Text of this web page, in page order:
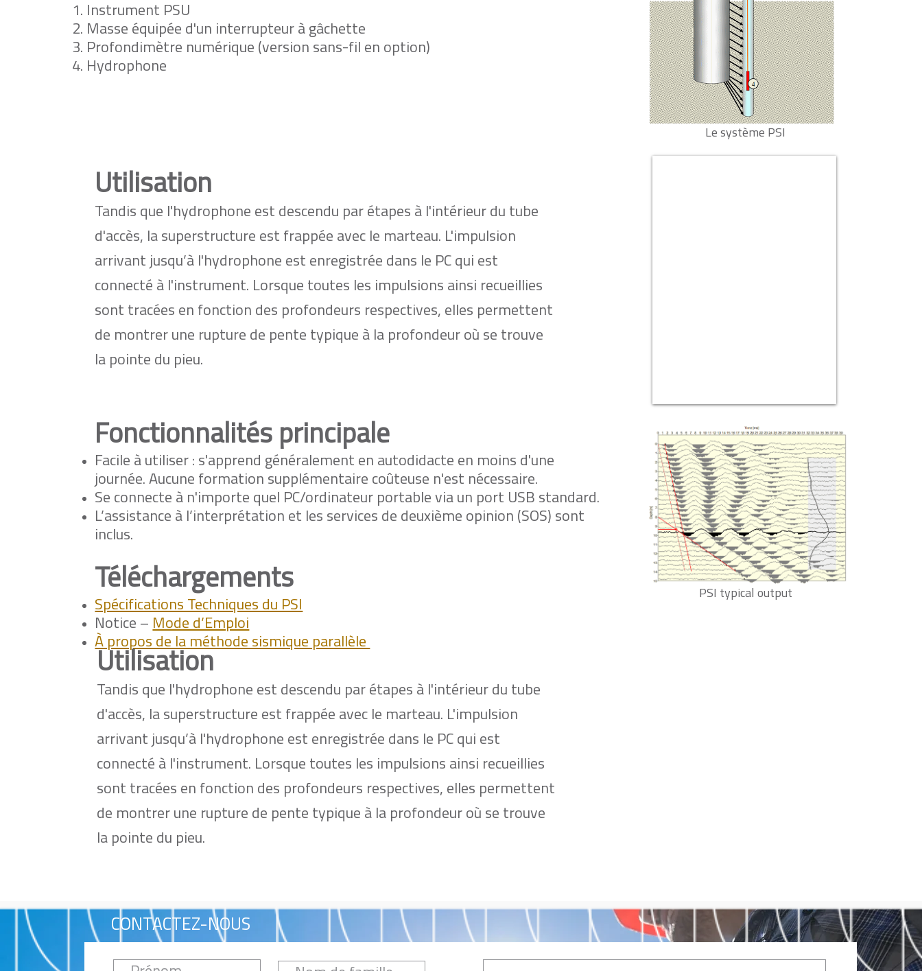
Instrument PSU
Masse équipée d'un interrupteur à gâchette
Profondimètre numérique (version sans-fil en option)
Hydrophone
Utilisation
Tandis que l'hydrophone est descendu par étapes à l'intérieur du tube
d'accès, la superstructure est frappée avec le marteau. L'impulsion
arrivant jusqu’à l'hydrophone est enregistrée dans le PC qui est
connecté à l'instrument. Lorsque toutes les impulsions ainsi recueillies
sont tracées en fonction des profondeurs respectives, elles permettent
de montrer une rupture de pente typique à la profondeur où se trouve
la pointe du pieu.
Le système PSI
Fonctionnalités principale
Facile à utiliser : s'apprend généralement en autodidacte en moins d'une
journée. Aucune formation supplémentaire coûteuse n'est nécessaire.
Se connecte à n'importe quel PC/ordinateur portable via un port USB standard.
L’assistance à l’interprétation et les services de deuxième opinion (SOS) sont
inclus.
Téléchargements
Spécifications Techniques du PSI
Notice – Mode d’Emploi
À propos de la méthode sismique parallèle
Utilisation
Tandis que l'hydrophone est descendu par étapes à l'intérieur du tube
d'accès, la superstructure est frappée avec le marteau. L'impulsion
arrivant jusqu’à l'hydrophone est enregistrée dans le PC qui est
connecté à l'instrument. Lorsque toutes les impulsions ainsi recueillies
sont tracées en fonction des profondeurs respectives, elles permettent
de montrer une rupture de pente typique à la profondeur où se trouve
la pointe du pieu.
PSI typical output
CONTACTEZ-NOUS